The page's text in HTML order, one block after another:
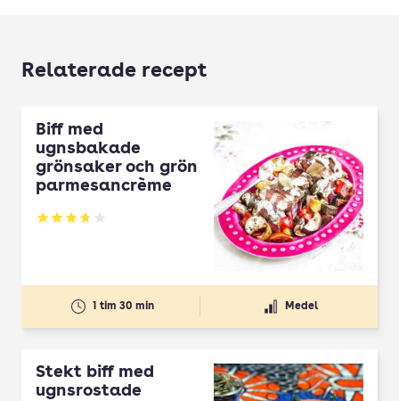
Relaterade recept
Biff med
ugnsbakade
grönsaker och grön
parmesancrème
Betyg: 3.75 av 5
1 tim 30 min Medel
Stekt biff med
ugnsrostade